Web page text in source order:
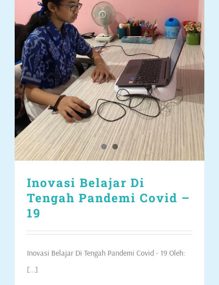
Inovasi Belajar Di
Tengah Pandemi Covid –
19
Inovasi Belajar Di Tengah Pandemi Covid - 19 Oleh:
[...]